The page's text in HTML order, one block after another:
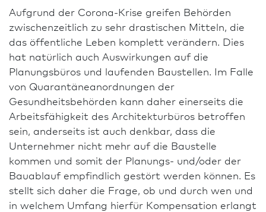
Aufgrund der Corona-Krise greifen Behörden
zwischenzeitlich zu sehr drastischen Mitteln, die
das öffentliche Leben komplett verändern. Dies
hat natürlich auch Auswirkungen auf die
Planungsbüros und laufenden Baustellen. Im Falle
von Quarantäneanordnungen der
Gesundheitsbehörden kann daher einerseits die
Arbeitsfähigkeit des Archi­tekturbüros betroffen
sein, anderseits ist auch denkbar, dass die
Unternehmer nicht mehr auf die Baustelle
kommen und somit der Planungs- und/oder der
Bauablauf empfindlich gestört werden können. Es
stellt sich daher die Frage, ob und durch wen und
in welchem Umfang hierfür Kompensation erlangt